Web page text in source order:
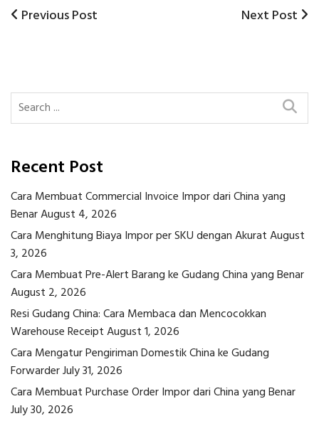
Post
Previous
Previous Post
Next
Next Post
Recent Post
Cara Membuat Commercial Invoice Impor dari China yang
BenarAugust 4, 2026
Cara Menghitung Biaya Impor per SKU dengan AkuratAugust
3, 2026
Cara Membuat Pre-Alert Barang ke Gudang China yang Benar
August 2, 2026
Resi Gudang China: Cara Membaca dan Mencocokkan
Warehouse ReceiptAugust 1, 2026
Cara Mengatur Pengiriman Domestik China ke Gudang
ForwarderJuly 31, 2026
Cara Membuat Purchase Order Impor dari China yang Benar
July 30, 2026